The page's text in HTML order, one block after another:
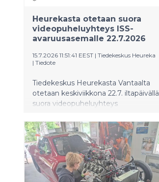
Heurekasta otetaan suora
videopuheluyhteys ISS-
avaruusasemalle 22.7.2026
15.7.2026 11:51:41 EEST | Tiedekeskus Heureka
| Tiedote
Tiedekeskus Heurekasta Vantaalta
otetaan keskiviikkona 22.7. iltapäivällä
suora videopuheluyhteys
Puhelussa ranskalainen astronautti
Sophie Adenot vastaa
eurooppalaisilta lapsilta kerättyihin
kysymyksiin. Saman päivän aikana
Heurekassa järjestetään
avaruusteemaista ohjelmaa.